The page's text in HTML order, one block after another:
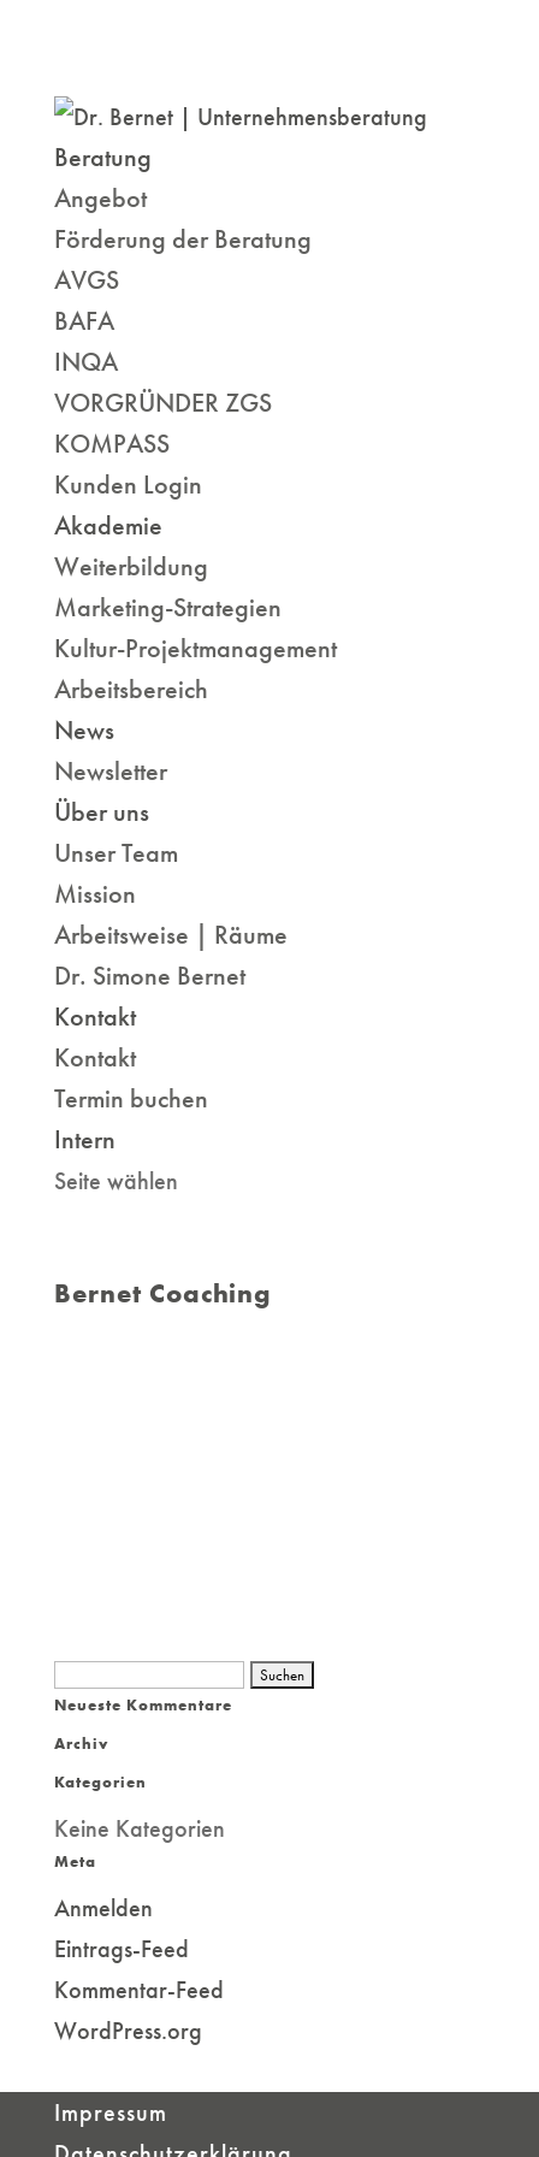
Beratung
Angebot
Förderung der Beratung
AVGS
BAFA
INQA
VORGRÜNDER ZGS
KOMPASS
Kunden Login
Akademie
Weiterbildung
Marketing-Strategien
Kultur-Projektmanagement
Arbeitsbereich
News
Newsletter
Über uns
Unser Team
Mission
Arbeitsweise | Räume
Dr. Simone Bernet
Kontakt
Kontakt
Termin buchen
Intern
Seite wählen
Bernet Coaching
Suchen
nach:
Neueste Kommentare
Archiv
Kategorien
Keine Kategorien
Meta
Anmelden
Eintrags-Feed
Kommentar-Feed
WordPress.org
Impressum